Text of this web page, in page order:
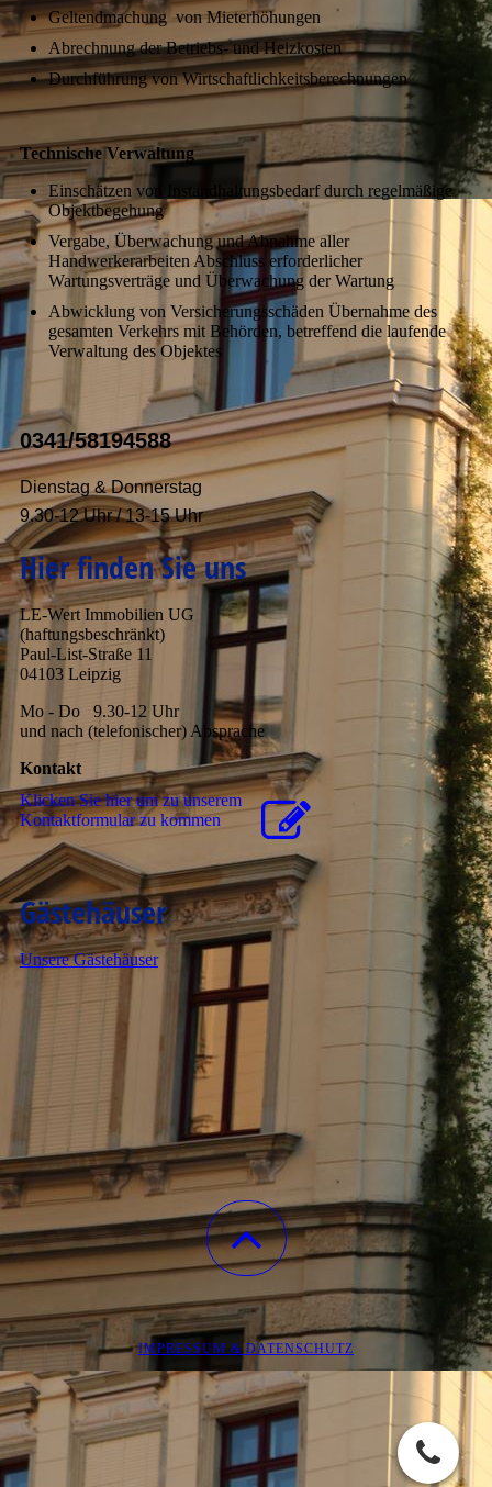
Geltendmachung von Mieterhöhungen
Abrechnung der Betriebs- und Heizkosten
Durchführung von Wirtschaftlichkeitsberechnungen
Technische Verwaltung
Einschätzen von Instandhaltungsbedarf durch regelmäßige
Objektbegehung
Vergabe, Überwachung und Abnahme aller
Handwerkerarbeiten Abschluss erforderlicher
Wartungsverträge und Überwachung der Wartung
Abwicklung von Versicherungsschäden Übernahme des
gesamten Verkehrs mit Behörden, betreffend die laufende
Verwaltung des Objektes
0341/58194588
Dienstag & Donnerstag
9.30-12 Uhr / 13-15 Uhr
Hier finden Sie uns
LE-Wert Immobilien UG
(haftungsbeschränkt)
Paul-List-Straße 11
04103 Leipzig
Mo - Do 9.30-12 Uhr
und nach (telefonischer) Absprache
Kontakt
Klicken Sie hier um zu unserem
Kon­takt­for­mu­lar zu kommen
Gästehäuser
Unsere Gästehäuser
IMPRESSUM & DATENSCHUTZ